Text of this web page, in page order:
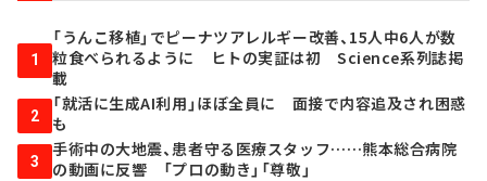
1
「うんこ移植」でピーナツアレルギー改善、15人中6人が数
粒食べられるように ヒトの実証は初 Science系列誌掲
載
2
「就活に生成AI利用」ほぼ全員に 面接で内容追及され困惑
も
3
手術中の大地震、患者守る医療スタッフ……熊本総合病院
の動画に反響 「プロの動き」「尊敬」